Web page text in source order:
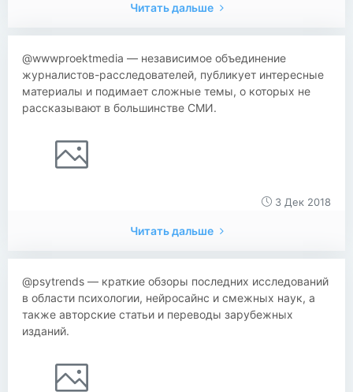
Читать дальше
@wwwproektmedia — независимое объединение
журналистов-расследователей, публикует интересные
материалы и подимает сложные темы, о которых не
рассказывают в большинстве СМИ.
3 Дек 2018
Читать дальше
@psytrends — краткие обзоры последних исследований
в области психологии, нейросайнс и смежных наук, а
также авторские статьи и переводы зарубежных
изданий.